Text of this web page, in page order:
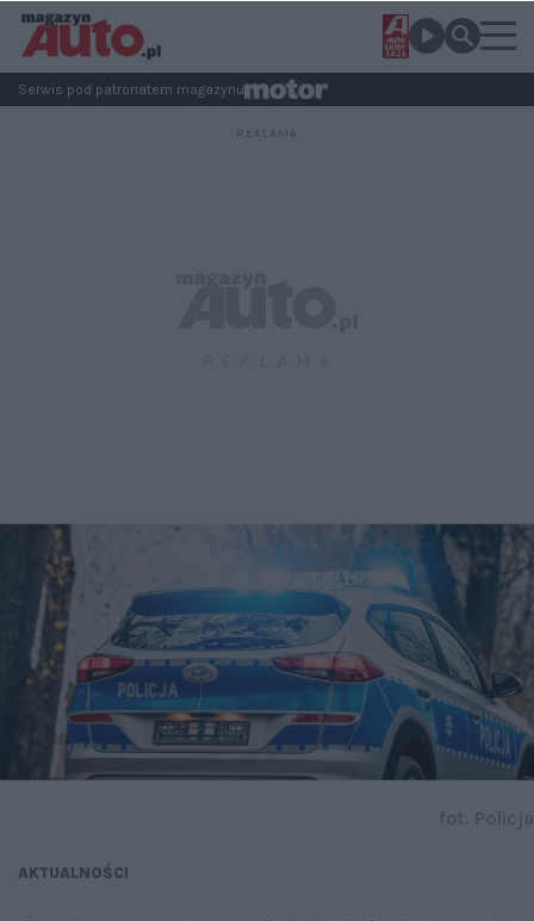
Serwis pod patronatem magazynu
AKTUALNOŚCI